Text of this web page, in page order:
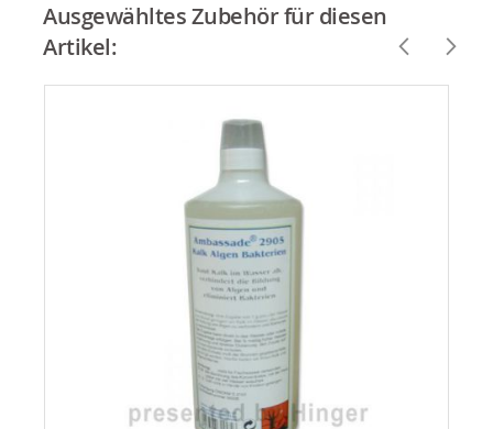
Ausgewähltes Zubehör für diesen
Artikel: